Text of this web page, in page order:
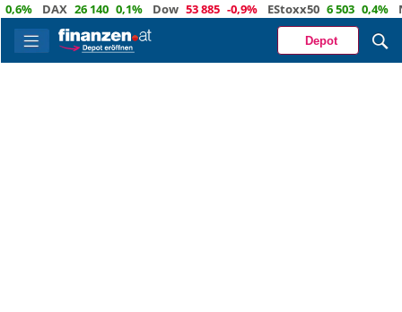
DAX 26 140 0,1% Dow 53 885 -0,9% EStoxx50 6 503 0,4%
Depot